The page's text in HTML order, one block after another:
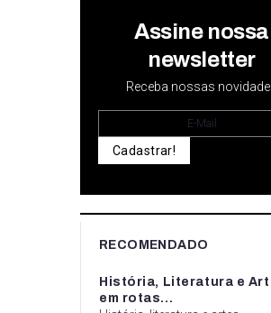
Assine nossa
newsletter
Receba nossas
Cadastrar!
RECOMENDADO
História, Literatura e
em rotas...